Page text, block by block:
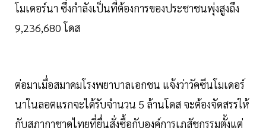
โมเดอร์นา ซึ่งกำลังเป็นที่ต้องการของประชาชนพุ่งสูงถึง
9,236,680 โดส
ต่อมาเมื่อสมาคมโรงพยาบาลเอกชน แจ้งว่าวัคซีนโมเดอร์
นาในลอตแรกจะได้รับจำนวน 5 ล้านโดส จะต้องจัดสรรให้
กับสภากาชาดไทยที่ยื่นสั่งซื้อกับองค์การเภสัชกรรมตั้งแต่